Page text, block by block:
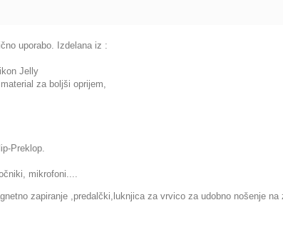
uporabo. Izdelana iz :
Jelly
za boljši oprijem,
Preklop.
mikrofoni....
zapiranje ,predalčki,luknjica za vrvico za udobno nošenje